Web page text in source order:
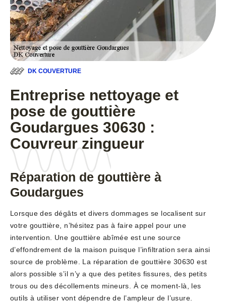
DK COUVERTURE
Entreprise nettoyage et
pose de gouttière
Goudargues 30630 :
Couvreur zingueur
Réparation de gouttière à
Goudargues
Lorsque des dégâts et divers dommages se localisent sur
votre gouttière, n’hésitez pas à faire appel pour une
intervention. Une gouttière abîmée est une source
d’effondrement de la maison puisque l’infiltration sera ainsi
source de problème. La réparation de gouttière 30630 est
alors possible s’il n’y a que des petites fissures, des petits
trous ou des décollements mineurs. À ce moment-là, les
outils à utiliser vont dépendre de l’ampleur de l’usure.